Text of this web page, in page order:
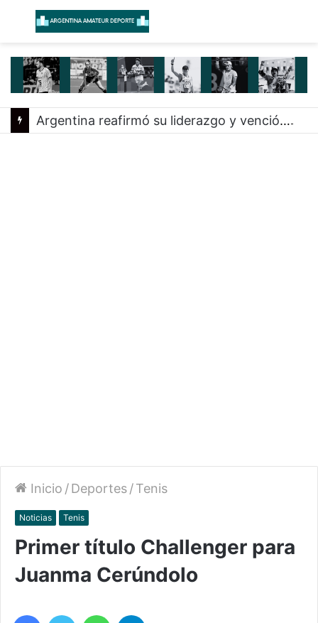
Menú
Argentina reafirmó su liderazgo y venció a Uruguay en el Sudamericano
Inicio /Deportes/Tenis
Noticias Tenis
Primer título Challenger para
Juanma Cerúndolo
Facebook
Twitter WhatsApp